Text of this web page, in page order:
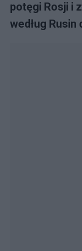
potęgi Rosji i
według